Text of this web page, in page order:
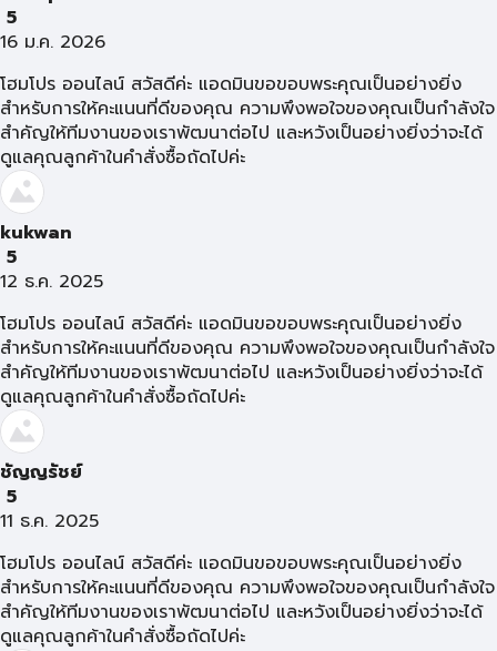
5
16 ม.ค. 2026
โฮมโปร ออนไลน์ สวัสดีค่ะ แอดมินขอขอบพระคุณเป็นอย่างยิ่ง
สำหรับการให้คะแนนที่ดีของคุณ ความพึงพอใจของคุณเป็นกำลังใจ
สำคัญให้ทีมงานของเราพัฒนาต่อไป และหวังเป็นอย่างยิ่งว่าจะได้
ดูแลคุณลูกค้าในคำสั่งซื้อถัดไปค่ะ
kukwan
5
12 ธ.ค. 2025
โฮมโปร ออนไลน์ สวัสดีค่ะ แอดมินขอขอบพระคุณเป็นอย่างยิ่ง
สำหรับการให้คะแนนที่ดีของคุณ ความพึงพอใจของคุณเป็นกำลังใจ
สำคัญให้ทีมงานของเราพัฒนาต่อไป และหวังเป็นอย่างยิ่งว่าจะได้
ดูแลคุณลูกค้าในคำสั่งซื้อถัดไปค่ะ
ชัญญรัชย์
5
11 ธ.ค. 2025
โฮมโปร ออนไลน์ สวัสดีค่ะ แอดมินขอขอบพระคุณเป็นอย่างยิ่ง
สำหรับการให้คะแนนที่ดีของคุณ ความพึงพอใจของคุณเป็นกำลังใจ
สำคัญให้ทีมงานของเราพัฒนาต่อไป และหวังเป็นอย่างยิ่งว่าจะได้
ดูแลคุณลูกค้าในคำสั่งซื้อถัดไปค่ะ